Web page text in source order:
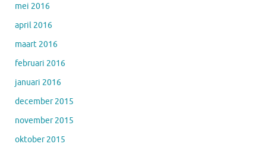
mei 2016
april 2016
maart 2016
februari 2016
januari 2016
december 2015
november 2015
oktober 2015